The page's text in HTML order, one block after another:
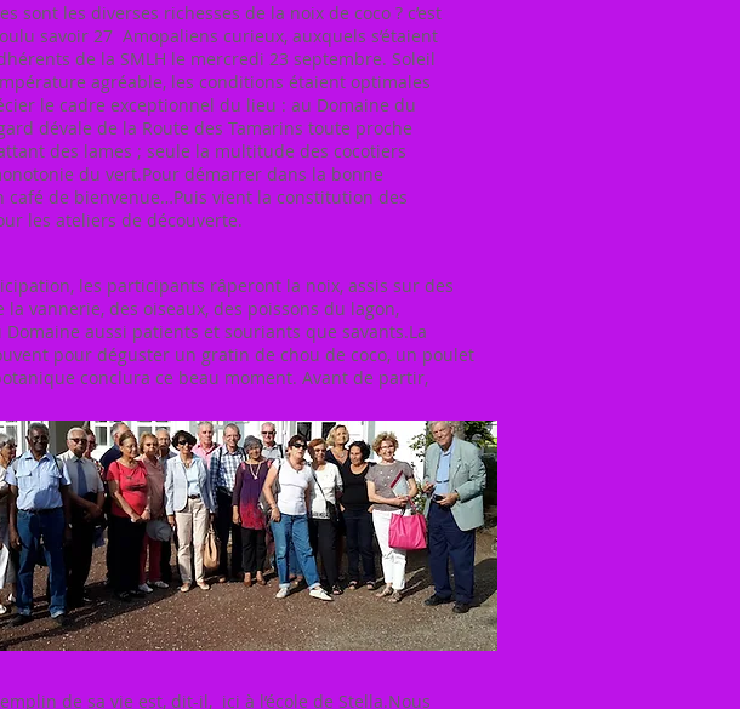
les diverses richesses de la noix de coco ? c’est
savoir 27 Amopaliens curieux, auxquels s’étaient
de la SMLH le mercredi 23 septembre. Soleil
agréable, les conditions étaient optimales
le cadre exceptionnel du lieu : au Domaine du
dévale de la Route des Tamarins toute proche
des lames ; seule la multitude des cocotiers
du vert.Pour démarrer dans la bonne
café de bienvenue…Puis vient la constitution des
les ateliers de découverte.
les participants râperont la noix, assis sur des
vannerie, des oiseaux, des poissons du lagon,
aussi patients et souriants que savants.La
pour déguster un gratin de chou de coco, un poulet
conclura ce beau moment. Avant de partir,
de sa vie est, dit-il, ici à l’école de Stella.Nous